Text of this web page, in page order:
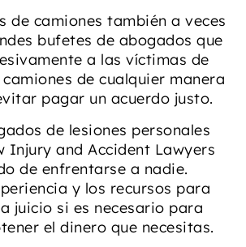
de camiones también a veces
bufetes de abogados que
a las víctimas de
de cualquier manera
pagar un acuerdo justo.
de lesiones personales
Injury and Accident Lawyers
de enfrentarse a nadie.
y los recursos para
juicio si es necesario para
el dinero que necesitas.